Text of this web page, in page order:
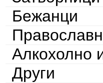
Бежанци
Алкохолно
Други